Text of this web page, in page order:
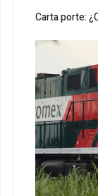
Carta porte: